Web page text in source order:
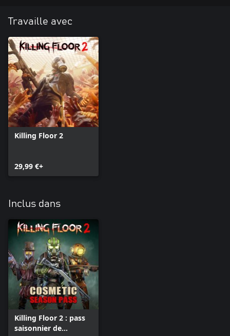
Travaille avec
Killing Floor 2
29,99 €+
Inclus dans
Killing Floor 2 : pass
saisonnier de